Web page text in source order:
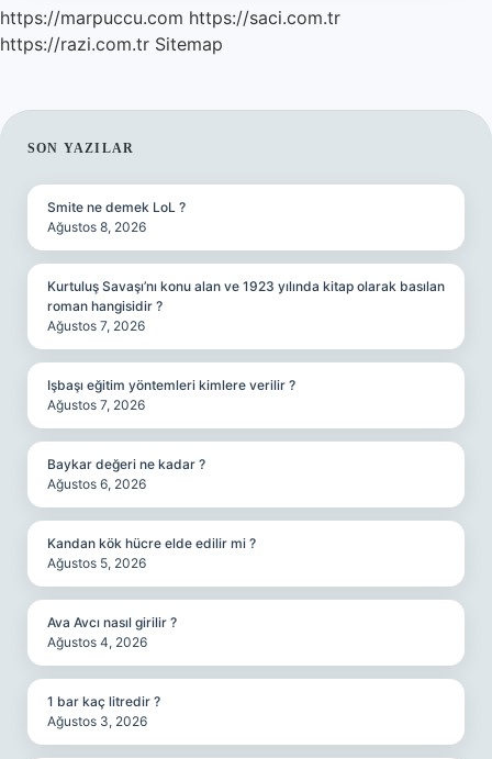
https://marpuccu.com https://saci.com.tr
https://razi.com.tr Sitemap
SIDEBAR
SON YAZILAR
Smite ne demek LoL ?
Ağustos 8, 2026
Kurtuluş Savaşı’nı konu alan ve 1923 yılında kitap olarak basılan
roman hangisidir ?
Ağustos 7, 2026
Işbaşı eğitim yöntemleri kimlere verilir ?
Ağustos 7, 2026
Baykar değeri ne kadar ?
Ağustos 6, 2026
Kandan kök hücre elde edilir mi ?
Ağustos 5, 2026
Ava Avcı nasıl girilir ?
Ağustos 4, 2026
1 bar kaç litredir ?
Ağustos 3, 2026